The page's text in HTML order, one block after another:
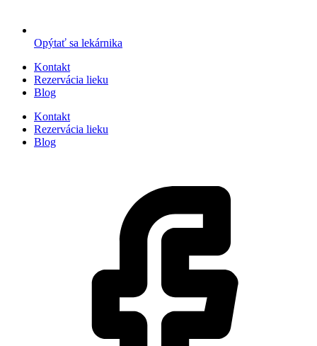
Opýtať sa lekárnika
Kontakt
Rezervácia lieku
Blog
Kontakt
Rezervácia lieku
Blog